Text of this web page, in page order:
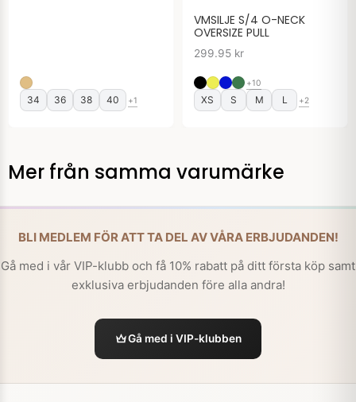
34 36 38 40 +1
VMSILJE S/4 O-NECK
OVERSIZE PULL
299.95 kr
+10
XS S M L +2
Mer från samma varumärke
BLI MEDLEM FÖR ATT TA DEL AV VÅRA ERBJUDANDEN!
Gå med i vår VIP-klubb och få 10% rabatt på ditt första köp samt
exklusiva erbjudanden före alla andra!
Gå med i VIP-klubben